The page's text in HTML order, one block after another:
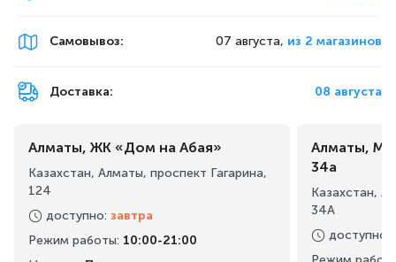
Самовывоз: 07 августа, из 2 магазинов
Доставка: 08 августа
Алматы, ЖК «Дом на Абая»
Казахстан, Алматы, проспект Гагарина,
124
доступно: завтра
Режим работы: 10:00-21:00
Алматы,
34а
Казахстан,
34А
доступно